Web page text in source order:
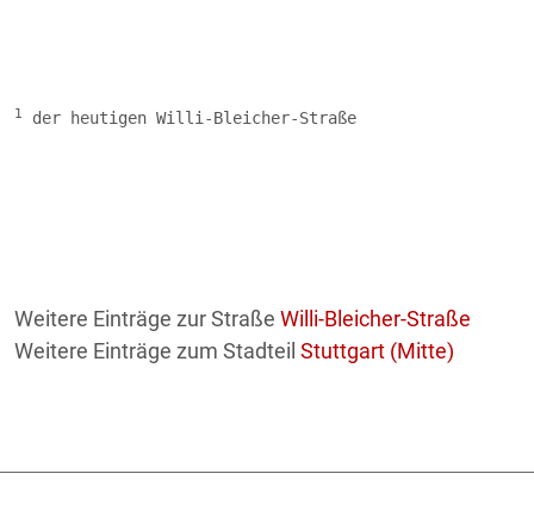
1 der heutigen Willi-Bleicher-Straße
Weitere Einträge zur Straße Willi-Bleicher-Straße
Weitere Einträge zum Stadteil Stuttgart (Mitte)